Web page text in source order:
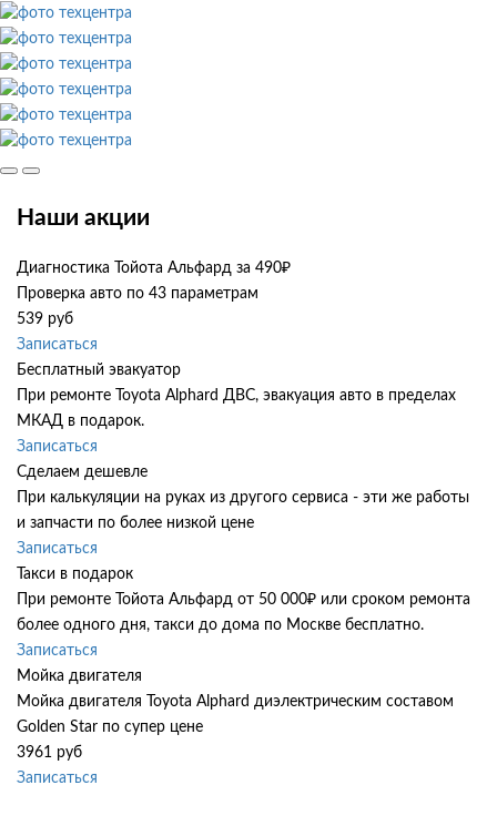
Наши акции
Диагностика Тойота Альфард за 490₽
Проверка авто по 43 параметрам
539 руб
Записаться
Бесплатный эвакуатор
При ремонте Toyota Alphard ДВС, эвакуация авто в пределах
МКАД в подарок.
Записаться
Сделаем дешевле
При калькуляции на руках из другого сервиса - эти же работы
и запчасти по более низкой цене
Записаться
Такси в подарок
При ремонте Тойота Альфард от 50 000₽ или сроком ремонта
более одного дня, такси до дома по Москве бесплатно.
Записаться
Мойка двигателя
Мойка двигателя Toyota Alphard диэлектрическим составом
Golden Star по супер цене
3961 руб
Записаться